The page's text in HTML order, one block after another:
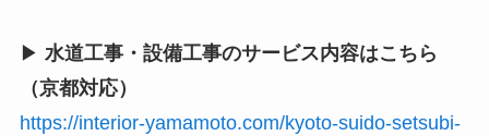
▶ 水道工事・設備工事のサービス内容はこちら
（京都対応）
https://interior-yamamoto.com/kyoto-suido-setsubi-